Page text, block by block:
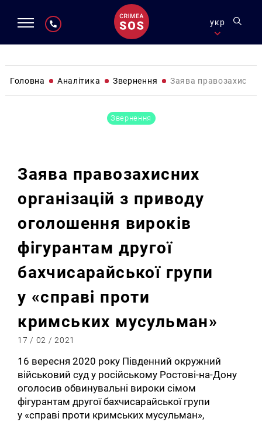
укр
Головна Аналітика Звернення Заява
Звернення
Заява правозахисних
організацій з приводу
оголошення вироків
фігурантам другої
бахчисарайської групи
у «справі проти
кримських мусульман»
17 / 02 / 2021
16 вересня 2020 року Південний окружний
військовий суд у російському Ростові-на-Дону
оголосив обвинувальні вироки сімом
фігурантам другої бахчисарайської групи
у «справі проти кримських мусульман»,